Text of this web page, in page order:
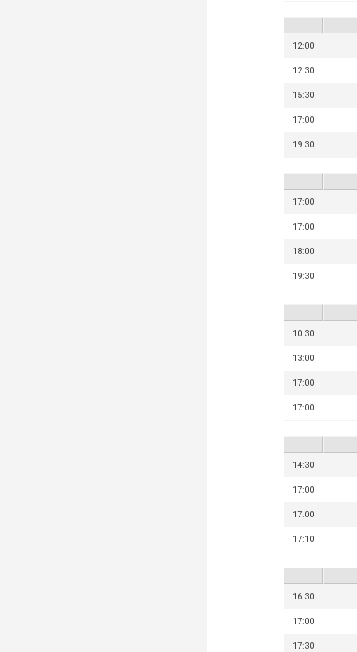
12:00
12:30
15:30
17:00
19:30
17:00
17:00
18:00
19:30
10:30
13:00
17:00
17:00
14:30
17:00
17:00
17:10
16:30
17:00
17:30